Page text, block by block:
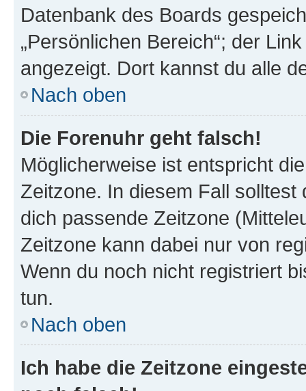
Datenbank des Boards
„Persönlichen Bereich“; der
angezeigt. Dort kannst du alle
Nach oben
Die Forenuhr geht falsch!
Möglicherweise ist entspricht
Zeitzone. In diesem Fall solltest
dich passende Zeitzone
Zeitzone kann dabei nur von
Wenn du noch nicht registriert
tun.
Nach oben
Ich habe die Zeitzone